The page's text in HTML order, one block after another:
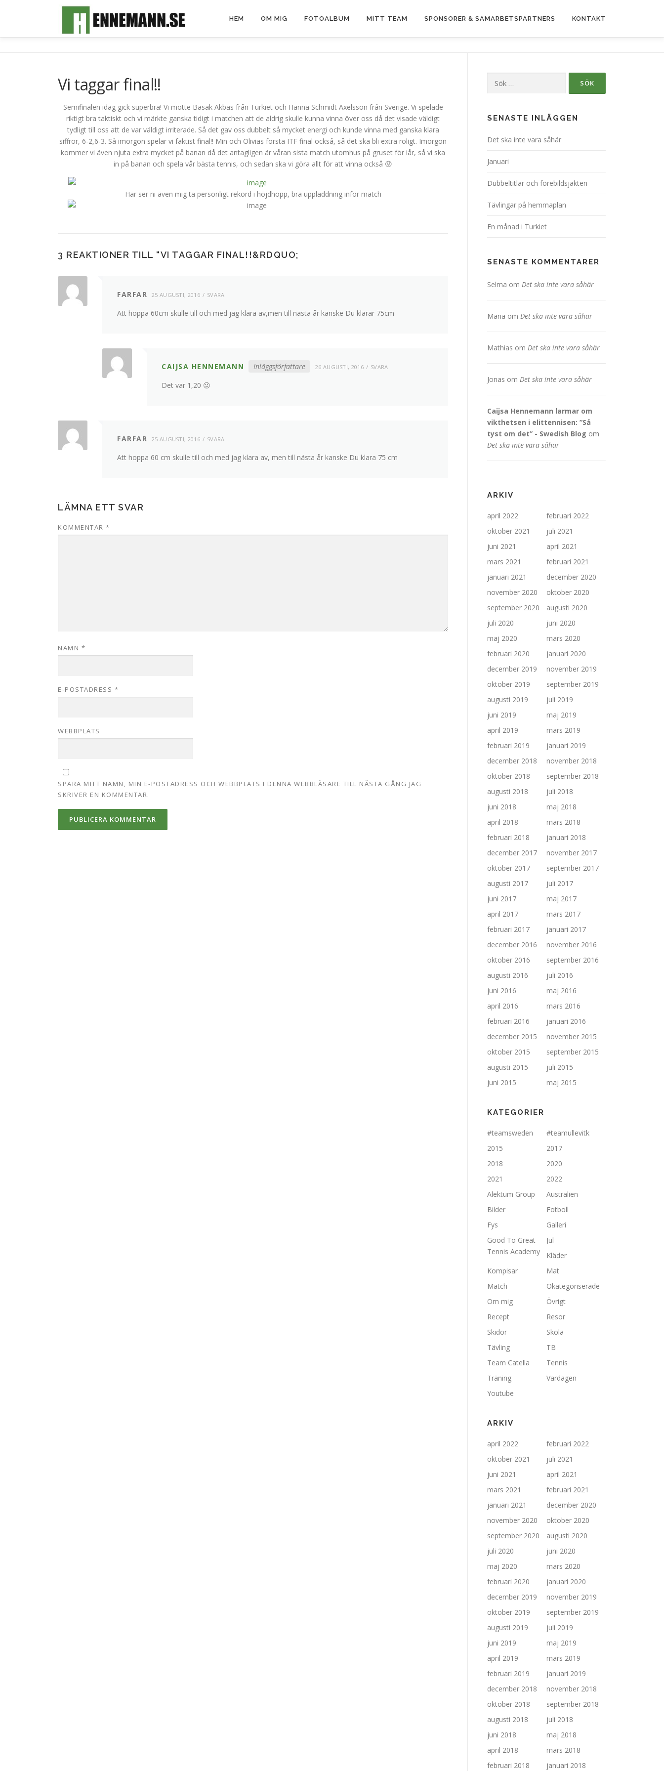
HEM OM MIG FOTOALBUM MITT TEAM SPONSORER & SAMARBETSPARTNERS KONTAKT
Vi taggar final!!
Semifinalen idag gick superbra! Vi mötte Basak Akbas från Turkiet och Hanna Schmidt Axelsson från Sverige. Vi spelade
riktigt bra taktiskt och vi märkte ganska tidigt i matchen att de aldrig skulle kunna vinna över oss då det visade väldigt
tydligt till oss att de var väldigt irriterade. Så det gav oss dubbelt så mycket energi och kunde vinna med ganska klara
siffror, 6-2,6-3. Så imorgon spelar vi faktist final!! Min och Olivias första ITF final också, så det ska bli extra roligt. Imorgon
kommer vi även njuta extra mycket på banan då det antagligen är våran sista match utomhus på gruset för iår, så vi ska
in på banan och spela vår bästa tennis, och sedan ska vi göra allt för att vinna också 😜
Här ser ni även mig ta personligt rekord i höjdhopp, bra uppladdning inför match
3 REAKTIONER TILL “VI TAGGAR FINAL!!&RDQUO;
FARFAR 25 AUGUSTI, 2016 SVARA
Att hoppa 60cm skulle till och med jag klara av,men till nästa år kanske Du klarar 75cm
CAIJSA HENNEMANN Inläggsförfattare 26 AUGUSTI, 2016 SVARA
Det var 1,20 😜
FARFAR 25 AUGUSTI, 2016 SVARA
Att hoppa 60 cm skulle till och med jag klara av, men till nästa år kanske Du klara 75 cm
LÄMNA ETT SVAR
KOMMENTAR *
NAMN *
E-POSTADRESS *
WEBBPLATS
SPARA MITT NAMN, MIN E-POSTADRESS OCH WEBBPLATS I DENNA WEBBLÄSARE TILL NÄSTA GÅNG JAG
SKRIVER EN KOMMENTAR.
efter:
SENASTE INLÄGGEN
Det ska inte vara såhär
Januari
Dubbeltitlar och förebildsjakten
Tävlingar på hemmaplan
En månad i Turkiet
SENASTE KOMMENTARER
Selma om Det ska inte vara såhär
Maria om Det ska inte vara såhär
Mathias om Det ska inte vara såhär
Jonas om Det ska inte vara såhär
Caijsa Hennemann larmar om
vikthetsen i elittennisen: ”Så
tyst om det” - Swedish Blog om
Det ska inte vara såhär
ARKIV
april 2022
februari 2022
oktober 2021
juli 2021
juni 2021
april 2021
mars 2021
februari 2021
januari 2021
december 2020
november 2020
oktober 2020
september 2020
augusti 2020
juli 2020
juni 2020
maj 2020
mars 2020
februari 2020
januari 2020
december 2019
november 2019
oktober 2019
september 2019
augusti 2019
juli 2019
juni 2019
maj 2019
april 2019
mars 2019
februari 2019
januari 2019
december 2018
november 2018
oktober 2018
september 2018
augusti 2018
juli 2018
juni 2018
maj 2018
april 2018
mars 2018
februari 2018
januari 2018
december 2017
november 2017
oktober 2017
september 2017
augusti 2017
juli 2017
juni 2017
maj 2017
april 2017
mars 2017
februari 2017
januari 2017
december 2016
november 2016
oktober 2016
september 2016
augusti 2016
juli 2016
juni 2016
maj 2016
april 2016
mars 2016
februari 2016
januari 2016
december 2015
november 2015
oktober 2015
september 2015
augusti 2015
juli 2015
juni 2015
maj 2015
KATEGORIER
#teamsweden
#teamullevitk
2015
2017
2018
2020
2021
2022
Alektum Group
Australien
Bilder
Fotboll
Fys
Galleri
Good To Great
Tennis Academy
Jul
Kläder
Kompisar
Mat
Match
Okategoriserade
Om mig
Övrigt
Recept
Resor
Skidor
Skola
Tävling
TB
Team Catella
Tennis
Träning
Vardagen
Youtube
ARKIV
april 2022
februari 2022
oktober 2021
juli 2021
juni 2021
april 2021
mars 2021
februari 2021
januari 2021
december 2020
november 2020
oktober 2020
september 2020
augusti 2020
juli 2020
juni 2020
maj 2020
mars 2020
februari 2020
januari 2020
december 2019
november 2019
oktober 2019
september 2019
augusti 2019
juli 2019
juni 2019
maj 2019
april 2019
mars 2019
februari 2019
januari 2019
december 2018
november 2018
oktober 2018
september 2018
augusti 2018
juli 2018
juni 2018
maj 2018
april 2018
mars 2018
februari 2018
januari 2018